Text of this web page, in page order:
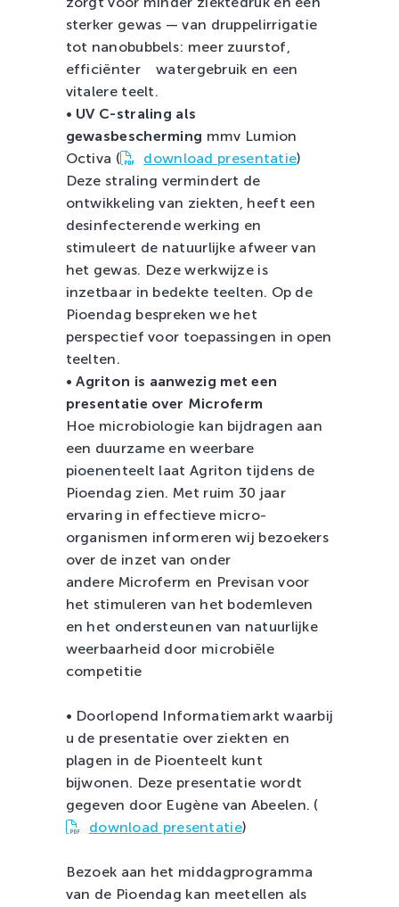
sterker gewas — van druppelirrigatie
tot nanobubbels: meer zuurstof,
efficiënter watergebruik en een
vitalere teelt.
• UV C-straling als
gewasbescherming mmv Lumion
Octiva (
download presentatie)
Deze straling vermindert de
ontwikkeling van ziekten, heeft een
desinfecterende werking en
stimuleert de natuurlijke afweer van
het gewas. Deze werkwijze is
inzetbaar in bedekte teelten. Op de
Pioendag bespreken we het
perspectief voor toepassingen in open
teelten.
•Agriton is aanwezig met een
presentatie over Microferm
Hoe microbiologie kan bijdragen aan
een duurzame en weerbare
pioenenteelt laat Agriton tijdens de
Pioendag zien. Met ruim 30 jaar
ervaring in effectieve micro-
organismen informeren wij bezoekers
over de inzet van onder
andere Microferm en Previsan voor
het stimuleren van het bodemleven
en het ondersteunen van natuurlijke
weerbaarheid door microbiële
competitie
• Doorlopend Informatiemarkt waarbij
u de presentatie over ziekten en
plagen in de Pioenteelt kunt
bijwonen. Deze presentatie wordt
gegeven door Eugène van Abeelen. (
download presentatie)
Bezoek aan het middagprogramma
van de Pioendag kan meetellen als